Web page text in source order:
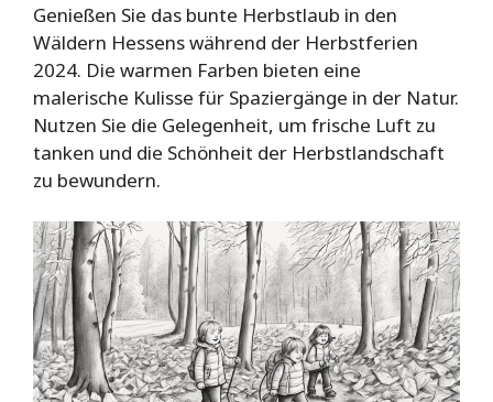
Genießen Sie das bunte Herbstlaub in den
Wäldern Hessens während der Herbstferien
2024. Die warmen Farben bieten eine
malerische Kulisse für Spaziergänge in der Natur.
Nutzen Sie die Gelegenheit, um frische Luft zu
tanken und die Schönheit der Herbstlandschaft
zu bewundern.